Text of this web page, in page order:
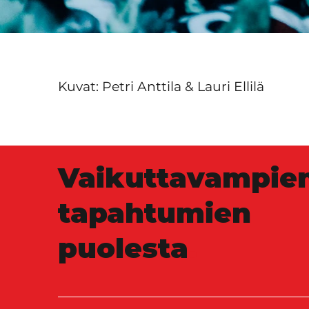
Kuvat: Petri Anttila & Lauri Ellilä
tapahtumien
puolesta